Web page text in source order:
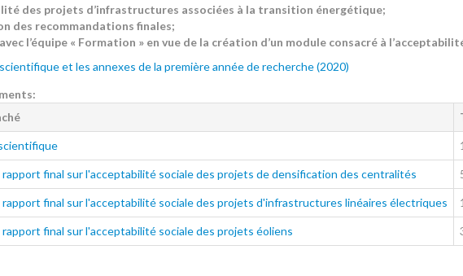
des projets d’infrastructures associées à la transition énergétique;
des recommandations finales;
l’équipe « Formation » en vue de la création d’un module consacré à
et les annexes de la première année de recherche (2020)
final sur l'acceptabilité sociale des projets de densification des centralités
rapport final sur l'acceptabilité sociale des projets d'infrastructures linéaires électriques
final sur l'acceptabilité sociale des projets éoliens